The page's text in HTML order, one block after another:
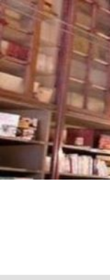
Skip
to
content